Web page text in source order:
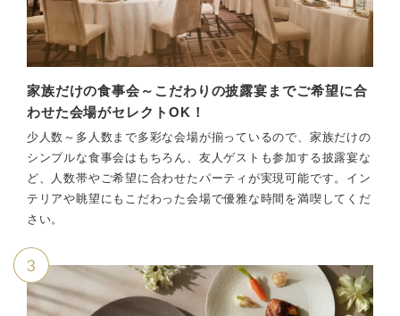
家族だけの食事会～こだわりの披露宴までご希望に合
わせた会場がセレクトOK！
少人数～多人数まで多彩な会場が揃っているので、家族だけの
シンプルな食事会はもちろん、友人ゲストも参加する披露宴な
ど、人数帯やご希望に合わせたパーティが実現可能です。イン
テリアや眺望にもこだわった会場で優雅な時間を満喫してくだ
さい。
3